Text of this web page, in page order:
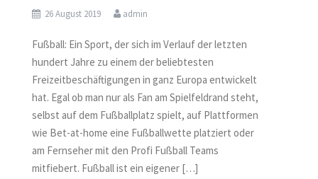
26 August 2019 admin
Fußball: Ein Sport, der sich im Verlauf der letzten
hundert Jahre zu einem der beliebtesten
Freizeitbeschäftigungen in ganz Europa entwickelt
hat. Egal ob man nur als Fan am Spielfeldrand steht,
selbst auf dem Fußballplatz spielt, auf Plattformen
wie Bet-at-home eine Fußballwette platziert oder
am Fernseher mit den Profi Fußball Teams
mitfiebert. Fußball ist ein eigener […]